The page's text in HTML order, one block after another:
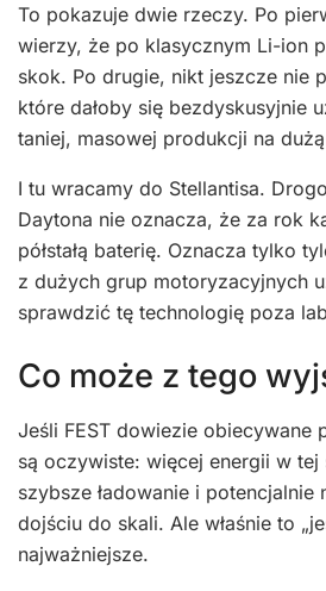
To pokazuje dwie rzeczy. Po
wierzy, że po klasycznym Li-ion
skok. Po drugie, nikt jeszcze nie
które dałoby się bezdyskusyjnie
taniej, masowej produkcji na
I tu wracamy do Stellantisa.
Daytona nie oznacza, że za rok
półstałą baterię. Oznacza tylko
z dużych grup motoryzacyjnych
sprawdzić tę technologię poza
Co może z tego
Jeśli FEST dowiezie obiecywane
są oczywiste: więcej energii w tej
szybsze ładowanie i potencjalnie
dojściu do skali. Ale właśnie to
najważniejsze.